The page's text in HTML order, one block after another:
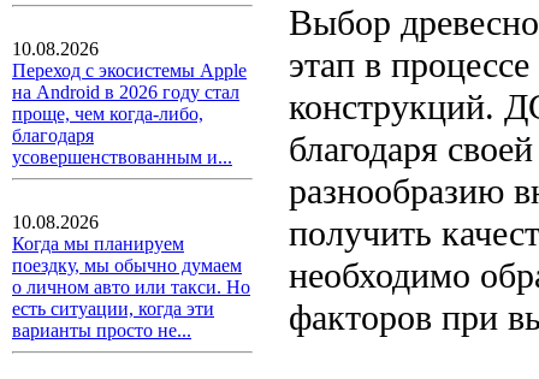
10.08.2026
Переход с экосистемы Apple
на Android в 2026 году стал
проще, чем когда-либо,
благодаря
усовершенствованным и...
10.08.2026
Когда мы планируем
поездку, мы обычно думаем
о личном авто или такси. Но
есть ситуации, когда эти
варианты просто не...
Выбор
этап в
конструкций.
благодаря
разнообразию
получить
необходимо
факторов при